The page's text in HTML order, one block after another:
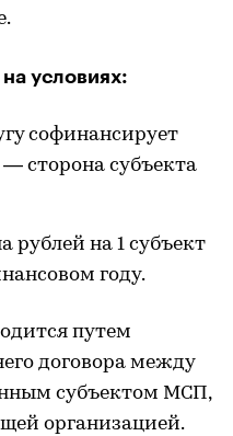
условиях:
софинансирует
сторона субъекта
рублей на 1 субъект
году.
путем
договора между
субъектом МСП,
организацией.